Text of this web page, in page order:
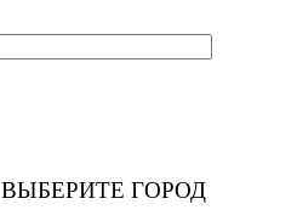
ВЫБЕРИТЕ ГОРОД